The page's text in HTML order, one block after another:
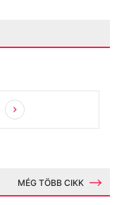
MÉG TÖBB CIKK